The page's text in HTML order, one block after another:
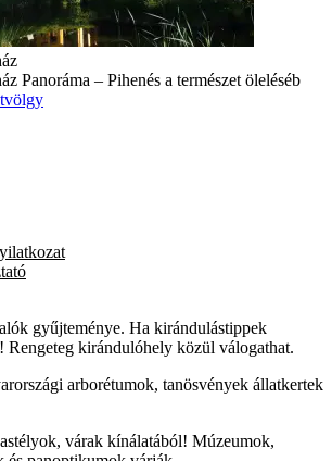
Panoráma – Pihenés a természet öleléséb
gyűjteménye. Ha kirándulástippek
kirándulóhely közül válogathat.
arborétumok, tanösvények állatkertek
várak kínálatából! Múzeumok,